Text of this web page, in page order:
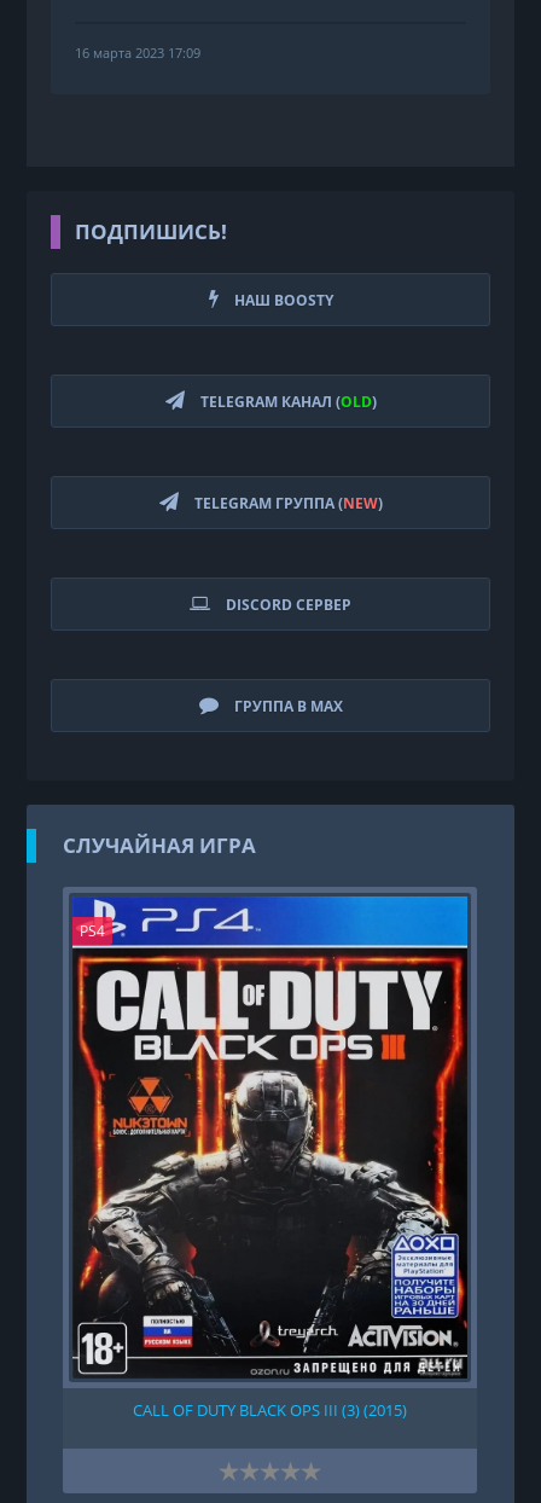
16 марта 2023 17:09
ПОДПИШИСЬ!
НАШ BOOSTY
TELEGRAM КАНАЛ (OLD)
TELEGRAM ГРУППА (NEW)
DISCORD СЕРВЕР
ГРУППА В MAX
СЛУЧАЙНАЯ ИГРА
PS4
CALL OF DUTY BLACK OPS III (3) (2015)